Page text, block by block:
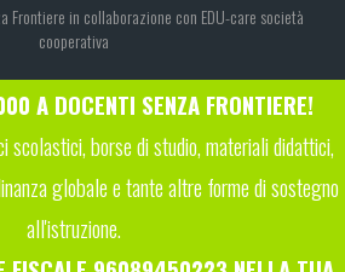
Frontiere in collaborazione con EDU-care società
cooperativa
A DOCENTI SENZA FRONTIERE!
scolastici, borse di studio, materiali didattici,
globale e tante altre forme di sostegno
all'istruzione.